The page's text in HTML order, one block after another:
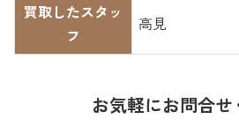
買取したスタッ
フ
高見
お気軽にお問合せ